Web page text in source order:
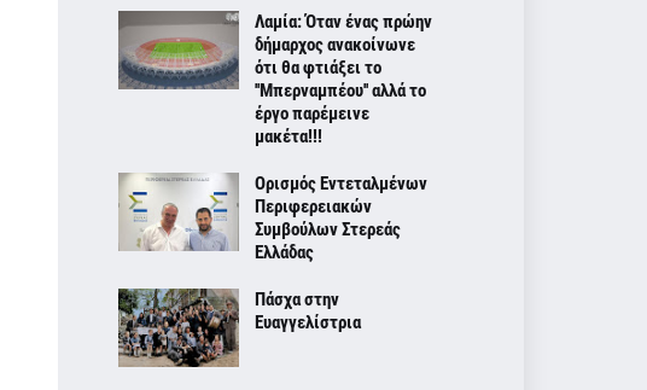
Λαμία: Όταν ένας πρώην
δήμαρχος ανακοίνωνε
ότι θα φτιάξει το
''Μπερναμπέου'' αλλά το
έργο παρέμεινε
μακέτα!!!
Ορισμός Εντεταλμένων
Περιφερειακών
Συμβούλων Στερεάς
Ελλάδας
Πάσχα στην
Ευαγγελίστρια